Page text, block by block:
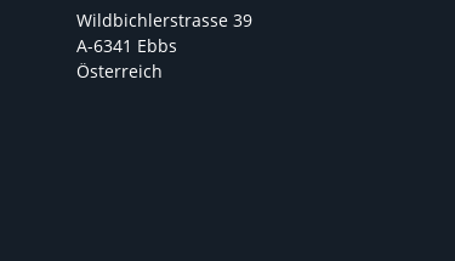
Wildbichlerstrasse 39
A-6341 Ebbs
Österreich